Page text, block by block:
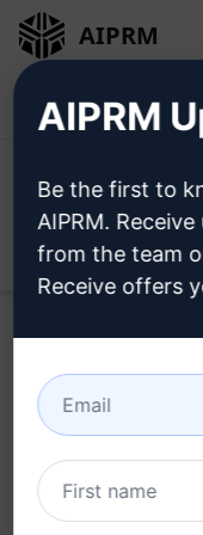
AIPRM
Home / Prompt
Prompts /
|100% Unico
AIPRM
Be the first to
AIPRM.
from the team
Receive offers